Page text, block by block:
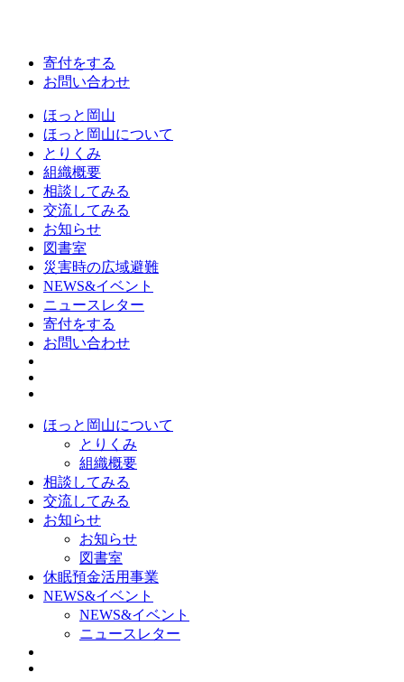
寄付をする
お問い合わせ
ほっと岡山
ほっと岡山について
とりくみ
組織概要
相談してみる
交流してみる
お知らせ
図書室
災害時の広域避難
NEWS&イベント
ニュースレター
寄付をする
お問い合わせ
ほっと岡山について
とりくみ
組織概要
相談してみる
交流してみる
お知らせ
お知らせ
図書室
休眠預金活用事業
NEWS&イベント
NEWS&イベント
ニュースレター